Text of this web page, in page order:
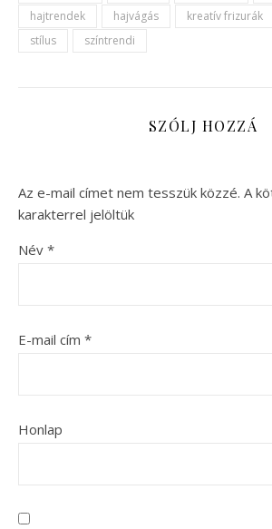
hajtrendek
hajvágás kreatív frizurák
stílus
színtrendi
SZÓLJ HOZZÁ
Az e-mail címet nem tesszük közzé. A
karakterrel jelöltük
Név *
E-mail cím *
Honlap